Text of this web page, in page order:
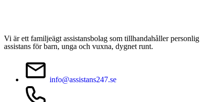
Vi är ett familjeägt assistansbolag som tillhandahåller personlig
assistans för barn, unga och vuxna, dygnet runt.
info@assistans247.se